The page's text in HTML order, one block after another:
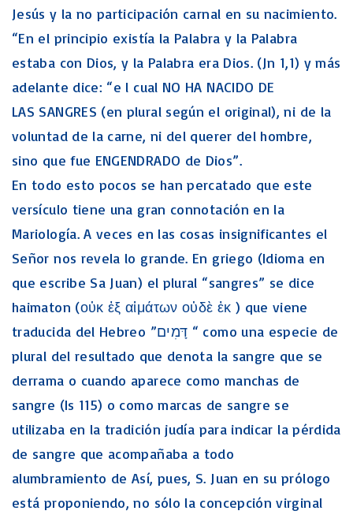
Jesús y la no participación carnal en su nacimiento.
“En el principio existía la Palabra y la Palabra
estaba con Dios, y la Palabra era Dios. (Jn 1,1) y más
adelante dice: “e l cual NO HA NACIDO DE
LAS SANGRES (en plural según el original), ni de la
voluntad de la carne, ni del querer del hombre,
sino que fue ENGENDRADO de Dios”.
En todo esto pocos se han percatado que este
versículo tiene una gran connotación en la
Mariología. A veces en las cosas insignificantes el
Señor nos revela lo grande. En griego (Idioma en
que escribe Sa Juan) el plural “sangres” se dice
haimaton (οὐκ ἐξ αἱμάτων οὐδὲ ἐκ ) que viene
traducida del Hebreo ”דָּמִים “ como una especie de
plural del resultado que denota la sangre que se
derrama o cuando aparece como manchas de
sangre (Is 115) o como marcas de sangre se
utilizaba en la tradición judía para indicar la pérdida
de sangre que acompañaba a todo
alumbramiento de Así, pues, S. Juan en su prólogo
está proponiendo, no sólo la concepción virginal